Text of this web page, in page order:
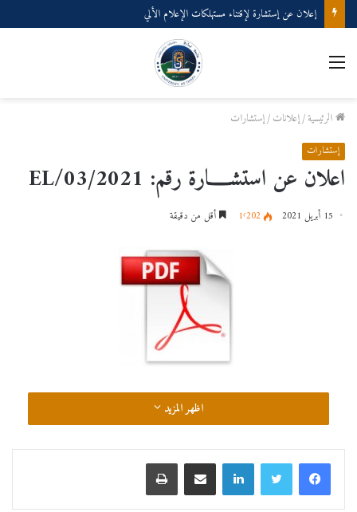
إعلان عن إستشارة لإقتناء مستهلكات الإعلام الألي
القائمة
الرئيسية/إعلانات/إستشارات
إستشارات
اعلان عن استشـــــارة رقم: 2021/EL/03
15 أبريل 2021 1٬202 أقل من دقيقة
اظهر المزيد
لينكدإن مشاركة عبر البريد طباعة